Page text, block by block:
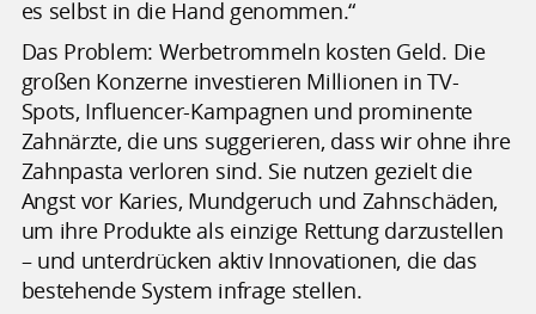
es selbst in die Hand genommen.“
Das Problem: Werbetrommeln kosten Geld. Die
großen Konzerne investieren Millionen in TV-
Spots, Influencer-Kampagnen und prominente
Zahnärzte, die uns suggerieren, dass wir ohne ihre
Zahnpasta verloren sind. Sie nutzen gezielt die
Angst vor Karies, Mundgeruch und Zahnschäden,
um ihre Produkte als einzige Rettung darzustellen
– und unterdrücken aktiv Innovationen, die das
bestehende System infrage stellen.